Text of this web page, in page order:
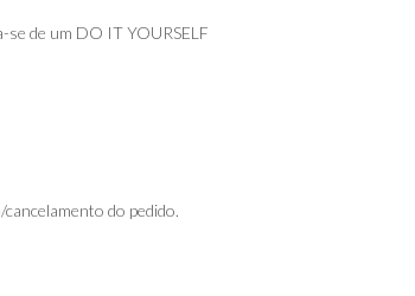
de um DO IT YOURSELF
do pedido.